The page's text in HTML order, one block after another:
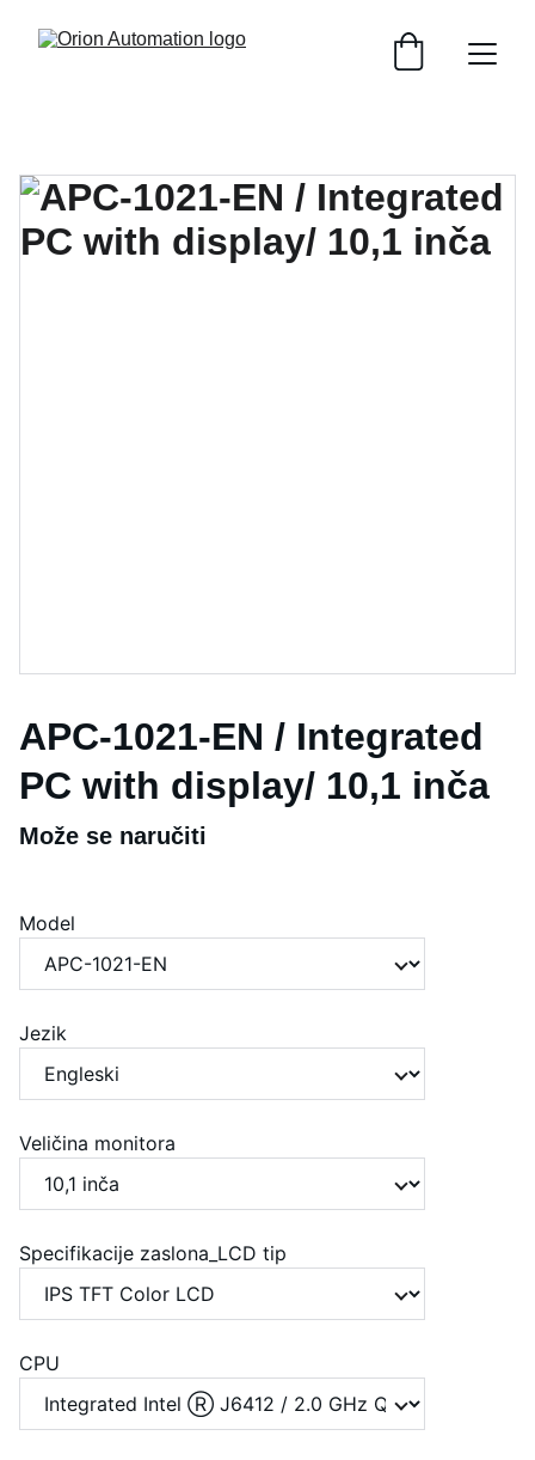
APC-1021-EN / Integrated
PC with display/ 10,1 inča
Može se naručiti
Model
Jezik
Veličina monitora
Specifikacije zaslona_LCD tip
CPU